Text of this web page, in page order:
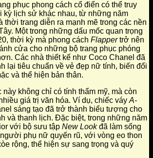
phục phong cách cổ điển có thể truy
kỳ lịch sử khác nhau, từ những năm
thời trang diễn ra mạnh mẽ trong các nền
Một trong những dấu mốc quan trọng
thời kỳ mà phong cách Flappertrở nên
cửa cho những bộ trang phục phóng
Các nhà thiết kế như Coco Chanel đã
lại tiêu chuẩn về vẻ đẹp nữ tính, biến đổi
và thể hiện bản thân.
này không chỉ có tính thẩm mỹ, mà còn
giá trị văn hóa. Ví dụ, chiếc váyA-
sáng tạo đã trở thành biểu tượng cho
và thanh lịch. Đặc biệt, trong những năm
với bộ sưu tập New Lookđã làm sống
phụ nữ quyến rũ, với vòng eo thon
rộng, thể hiện sự sang trọng và quý